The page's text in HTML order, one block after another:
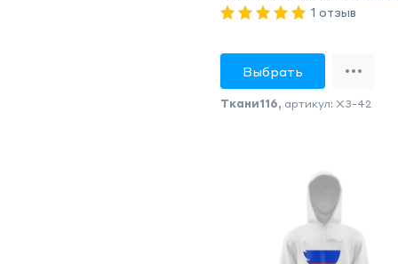
1 отзыв
Выбрать
Ткани116, артикул: X3-42